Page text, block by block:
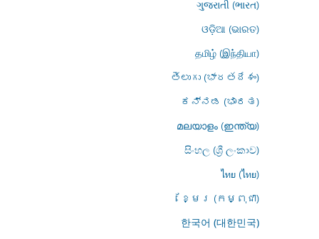
ગુજરાતી (ભારત)
ଓଡ଼ିଆ (ଭାରତ)
தமிழ் (இந்தியா)
తెలుగు (భారతదేశం)
ಕನ್ನಡ (ಭಾರತ)
മലയാളം (ഇന്ത്യ)
සිංහල (ශ්‍රී ලංකාව)
ไทย (ไทย)
ខ្មែរ (កម្ពុជា)
한국어 (대한민국)